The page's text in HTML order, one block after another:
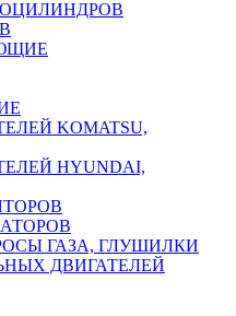
KOMATSU,
HYUNDAI,
ГАЗА, ГЛУШИЛКИ
ДВИГАТЕЛЕЙ